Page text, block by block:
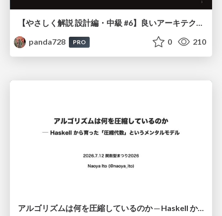
【やさしく解説 設計編・中級 #6】良いアーキテクチャとは ～ 一本の登り道の、行き先 ～
panda728
PRO 0 210
アルゴリズムは何を圧縮しているのか ─ Haskell から育った「圧縮代数」というメンタルモデル